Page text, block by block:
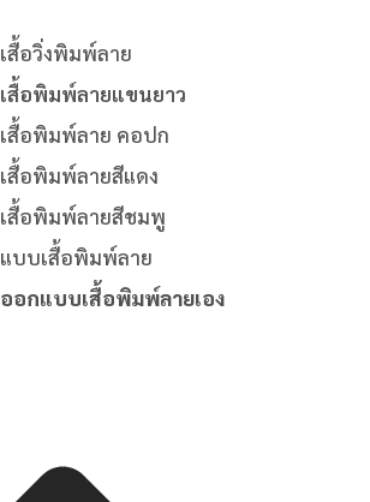
เสื้อวิ่งพิมพ์ลาย
เสื้อพิมพ์ลายแขนยาว
เสื้อพิมพ์ลาย คอปก
เสื้อพิมพ์ลายสีแดง
เสื้อพิมพ์ลายสีชมพู
แบบเสื้อพิมพ์ลาย
ออกแบบเสื้อพิมพ์ลายเอง